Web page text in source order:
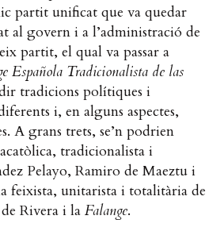
partit unificat que va quedar
al govern i a l’administració de
partit, el qual va passar a
Española Tradicionalista de las
tradicions polítiques i
i, en alguns aspectes,
A grans trets, se’n podrien
tradicionalista i
Pelayo, Ramiro de Maeztu i
feixista, unitarista i totalitària de
Rivera i la Falange.